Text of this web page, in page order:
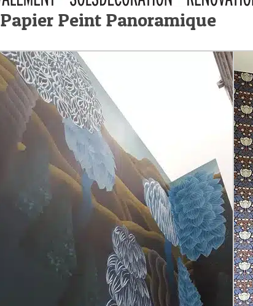
Papier Peint Panoramique